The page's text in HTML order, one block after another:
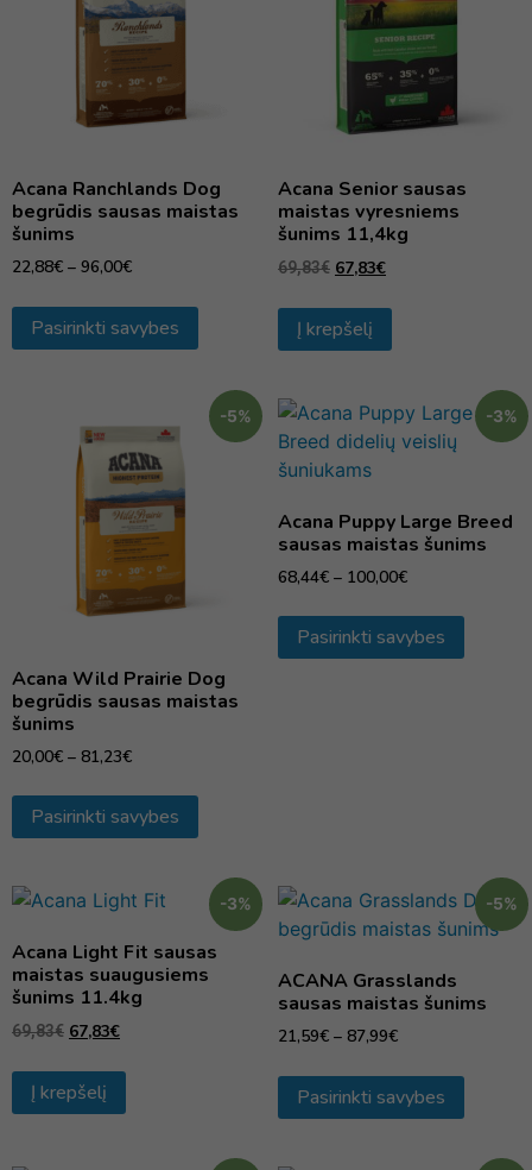
Acana Ranchlands Dog
begrūdis sausas maistas
šunims
22,88€ – 96,00€
Pasirinkti savybes
Acana Senior sausas
maistas vyresniems
šunims 11,4kg
69,83€ 67,83€
Į krepšelį
-5%
Acana Wild Prairie Dog
begrūdis sausas maistas
šunims
20,00€ – 81,23€
Pasirinkti savybes
-3%
Acana Puppy Large Breed
sausas maistas šunims
68,44€ – 100,00€
Pasirinkti savybes
-3%
Acana Light Fit sausas
maistas suaugusiems
šunims 11.4kg
69,83€ 67,83€
Į krepšelį
-5%
ACANA Grasslands
sausas maistas šunims
21,59€ – 87,99€
Pasirinkti savybes